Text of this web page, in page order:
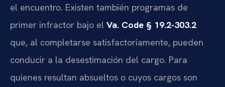
el encuentro. Existen también programas de
primer infractor bajo el Va. Code § 19.2-303.2
que, al completarse satisfactoriamente, pueden
conducir a la desestimación del cargo. Para
quienes resultan absueltos o cuyos cargos son